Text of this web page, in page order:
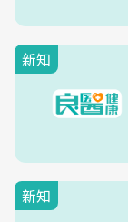
新知
新知